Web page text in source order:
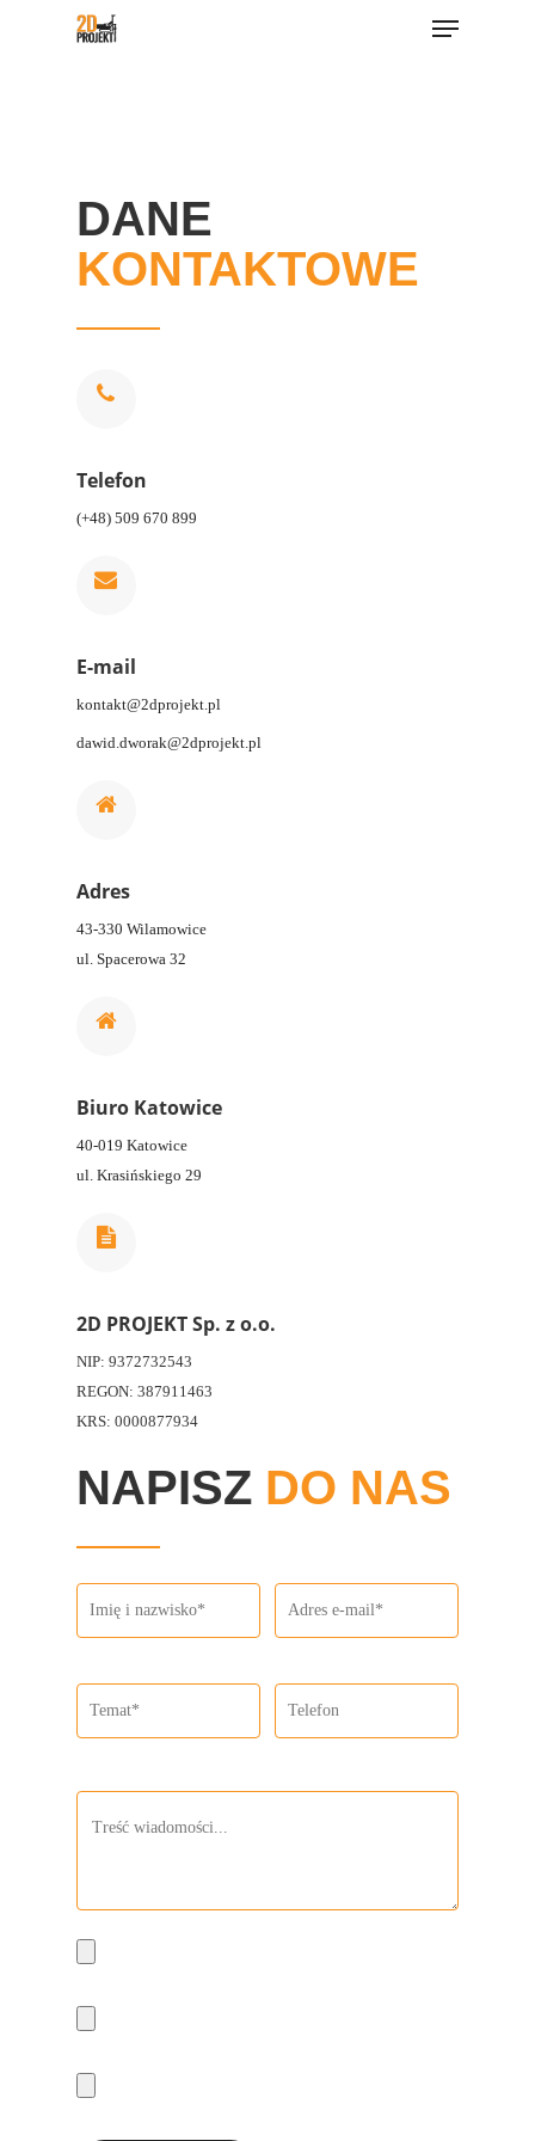
Menu
DANE
KONTAKTOWE
Telefon
(+48) 509 670 899
E-mail
kontakt@2dprojekt.pl
dawid.dworak@2dprojekt.pl
Adres
43-330 Wilamowice
ul. Spacerowa 32
Biuro Katowice
40-019 Katowice
ul. Krasińskiego 29
2D PROJEKT Sp. z o.o.
NIP: 9372732543
REGON: 387911463
KRS: 0000877934
NAPISZ DO NAS